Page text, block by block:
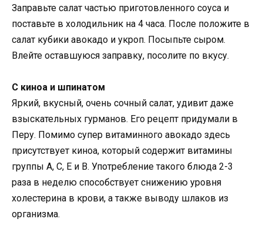
Заправьте салат частью приготовленного соуса и
поставьте в холодильник на 4 часа. После положите в
салат кубики авокадо и укроп. Посыпьте сыром.
Влейте оставшуюся заправку, посолите по вкусу.
С киноа и шпинатом
Яркий, вкусный, очень сочный салат, удивит даже
взыскательных гурманов. Его рецепт придумали в
Перу. Помимо супер витаминного авокадо здесь
присутствует киноа, который содержит витамины
группы A, C, E и B. Употребление такого блюда 2-3
раза в неделю способствует снижению уровня
холестерина в крови, а также выводу шлаков из
организма.